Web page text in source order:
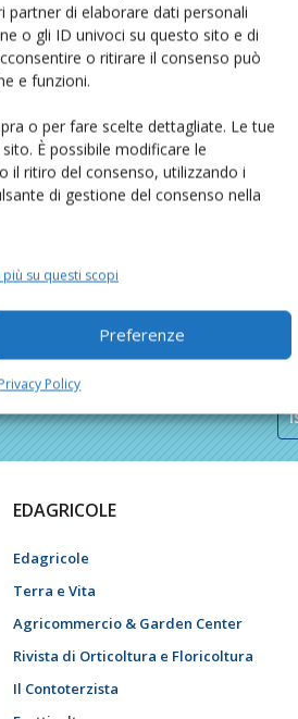
di elaborare dati personali
o gli ID univoci su questo sito e di
o ritirare il consenso può
e funzioni.
o per fare scelte dettagliate. Le tue
È possibile modificare le
il ritiro del consenso, utilizzando i
di gestione del consenso nella
su questi scopi
Preferenze
Privacy Policy
I
EDAGRICOLE
Edagricole
Terra e Vita
Agricommercio & Garden Center
Rivista di Orticoltura e Floricoltura
Il Contoterzista